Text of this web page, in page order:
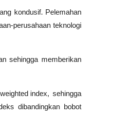
kondusif. Pelemahan
perusahaan teknologi
sehingga memberikan
index, sehingga
dibandingkan bobot